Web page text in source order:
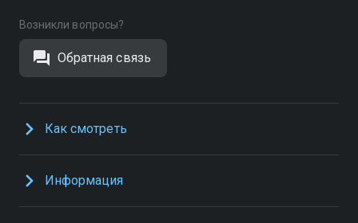
Возникли вопросы?
Обратная связь
Как смотреть
Информация